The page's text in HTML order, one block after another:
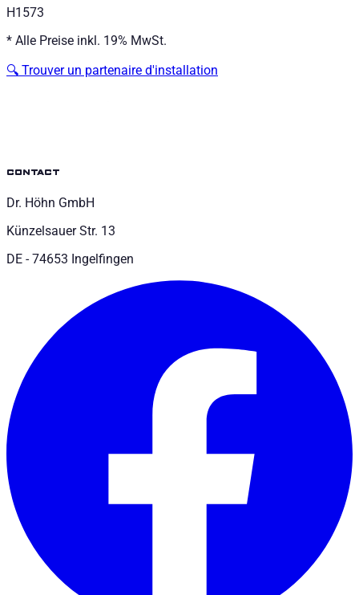
H1573
* Alle Preise inkl. 19% MwSt.
🔍 Trouver un partenaire d'installation
contact
Dr. Höhn GmbH
Künzelsauer Str. 13
DE - 74653 Ingelfingen